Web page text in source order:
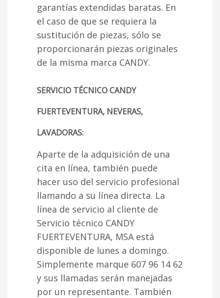
garantías extendidas baratas. En
el caso de que se requiera la
sustitución de piezas, sólo se
proporcionarán piezas originales
de la misma marca CANDY.
SERVICIO TÉCNICO CANDY
FUERTEVENTURA, NEVERAS,
LAVADORAS:
Aparte de la adquisición de una
cita en línea, también puede
hacer uso del servicio profesional
llamando a su línea directa. La
línea de servicio al cliente de
Servicio técnico CANDY
FUERTEVENTURA, MSA está
disponible de lunes a domingo.
Simplemente marque 607 96 14 62
y sus llamadas serán manejadas
por un representante. También